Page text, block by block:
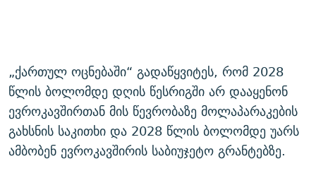
„ქართულ ოცნებაში“ გადაწყვიტეს, რომ 2028
წლის ბოლომდე დღის წესრიგში არ დააყენონ
ევროკავშირთან მის წევრობაზე მოლაპარაკების
გახსნის საკითხი და 2028 წლის ბოლომდე უარს
ამბობენ ევროკავშირის საბიუჯეტო გრანტებზე.​